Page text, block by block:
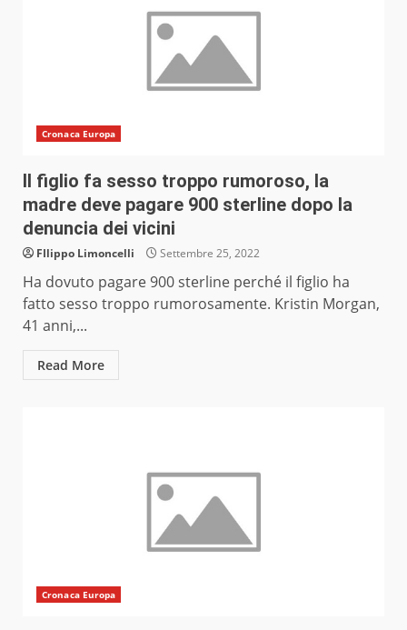
Cronaca Europa
Il figlio fa sesso troppo rumoroso, la
madre deve pagare 900 sterline dopo la
denuncia dei vicini
FIlippo Limoncelli Settembre 25, 2022
Ha dovuto pagare 900 sterline perché il figlio ha
fatto sesso troppo rumorosamente. Kristin Morgan,
41 anni,...
Read More
Cronaca Europa